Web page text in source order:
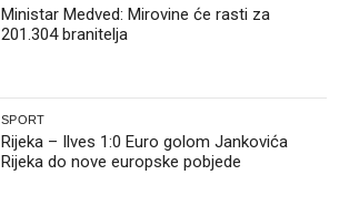
Ministar Medved: Mirovine će rasti za
201.304 branitelja
SPORT
Rijeka – Ilves 1:0 Euro golom Jankovića
Rijeka do nove europske pobjede